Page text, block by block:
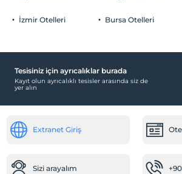
İzmir Otelleri Bursa Otelleri
Tesisiniz için ayrıcalıklar burada
Kayıt olun ayrıcalıklı tesisler arasında siz de
yer alın
Extranet Giriş
Sizi arayalım